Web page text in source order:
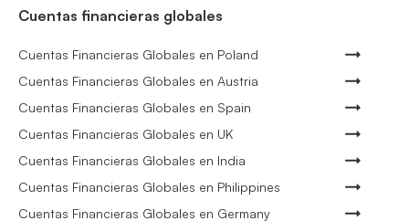
Cuentas financieras globales
Cuentas Financieras Globales en Poland
Cuentas Financieras Globales en Austria
Cuentas Financieras Globales en Spain
Cuentas Financieras Globales en UK
Cuentas Financieras Globales en India
Cuentas Financieras Globales en Philippines
Cuentas Financieras Globales en Germany